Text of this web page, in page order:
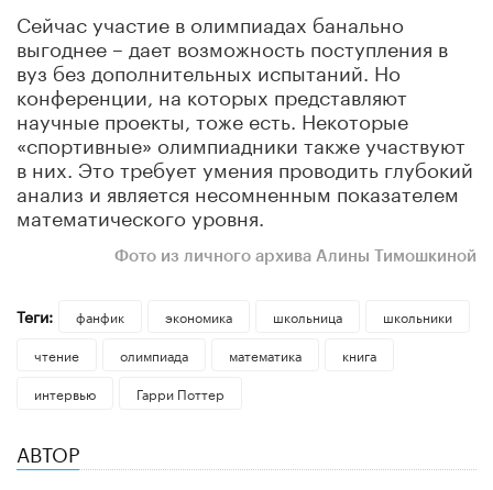
Сейчас участие в олимпиадах банально
выгоднее – дает возможность поступления в
вуз без дополнительных испытаний. Но
конференции, на которых представляют
научные проекты, тоже есть. Некоторые
«спортивные» олимпиадники также участвуют
в них. Это требует умения проводить глубокий
анализ и является несомненным показателем
математического уровня.
Фото из личного архива Алины Тимошкиной
Теги: фанфик экономика школьница
школьники
чтение
олимпиада математика
книга
интервью
Гарри Поттер
АВТОР